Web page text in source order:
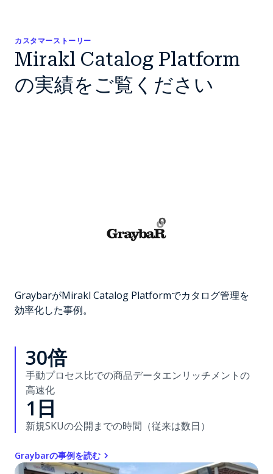
カスタマーストーリー
Mirakl Catalog Platform
の実績をご覧ください
GraybarがMirakl Catalog Platformでカタログ管理を
効率化した事例。
30倍
手動プロセス比での商品データエンリッチメントの
高速化
1日
新規SKUの公開までの時間（従来は数日）
Graybarの事例を読む